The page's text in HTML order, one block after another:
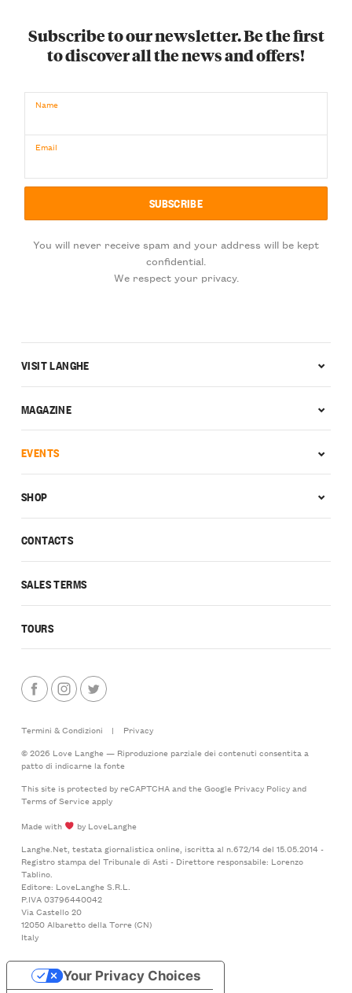
Subscribe to our newsletter. Be the first
to discover all the news and offers!
Name
Email
You will never receive spam and your address will be kept
confidential.
We respect your privacy.
CONTACTS
SALES TERMS
TOURS
VISIT LANGHE
MAGAZINE
EVENTS
SHOP
Termini & Condizioni |
Privacy
© 2026 Love Langhe — Riproduzione parziale dei contenuti consentita a
patto di indicarne la fonte
This site is protected by reCAPTCHA and the Google Privacy Policyand
Terms of Serviceapply
Made with
by LoveLanghe
Langhe.Net, testata giornalistica online, iscritta al n.672/14 del 15.05.2014 -
Registro stampa del Tribunale di Asti - Direttore responsabile: Lorenzo
Tablino.
Editore: LoveLanghe S.R.L.
P.IVA 03796440042
Via Castello 20
12050 Albaretto della Torre (CN)
Italy
Your Privacy Choices